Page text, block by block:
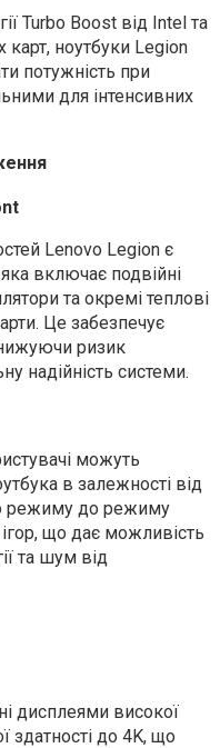
Turbo Boost від Intel та
карт, ноутбуки Legion
потужність при
для інтенсивних
Lenovo Legion є
включає подвійні
та окремі теплові
Це забезпечує
ризик
надійність системи.
можуть
в залежності від
режиму до режиму
що дає можливість
та шум від
дисплеями високої
здатності до 4K, що